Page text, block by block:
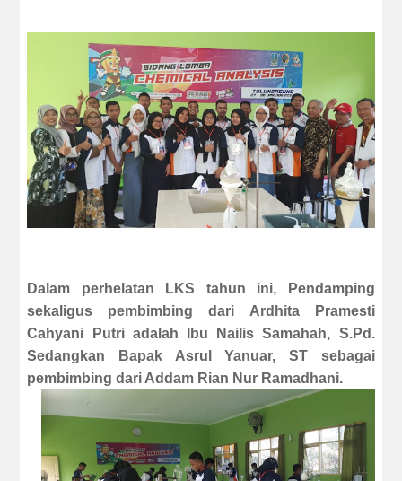
Dalam perhelatan LKS tahun ini, Pendamping
sekaligus pembimbing dari Ardhita Pramesti
Cahyani Putri adalah Ibu Nailis Samahah, S.Pd.
Sedangkan Bapak Asrul Yanuar, ST sebagai
pembimbing dari Addam Rian Nur Ramadhani.